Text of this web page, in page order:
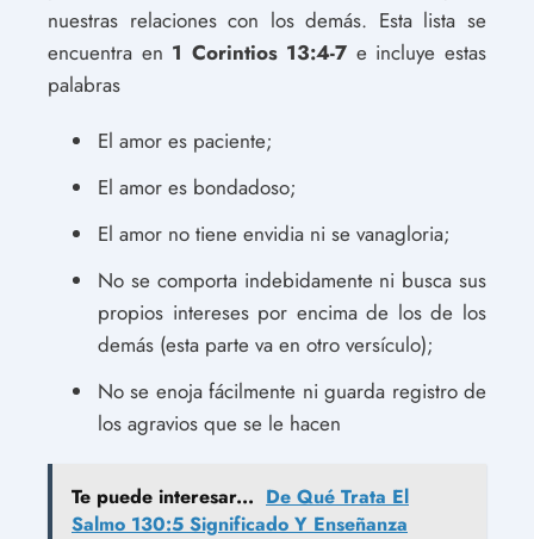
nuestras relaciones con los demás. Esta lista se
encuentra en 1 Corintios 13:4-7 e incluye estas
palabras
El amor es paciente;
El amor es bondadoso;
El amor no tiene envidia ni se vanagloria;
No se comporta indebidamente ni busca sus
propios intereses por encima de los de los
demás (esta parte va en otro versículo);
No se enoja fácilmente ni guarda registro de
los agravios que se le hacen
Te puede interesar... De Qué Trata El
Salmo 130:5 Significado Y Enseñanza